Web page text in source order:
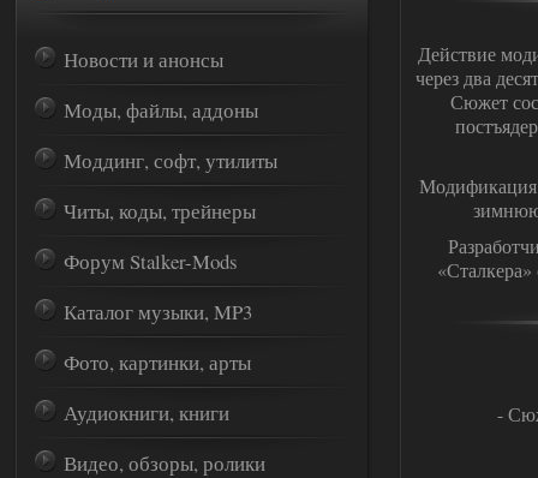
Действие
через два
Сюжет
Модификация
-
Новости и анонсы
Моды, файлы, аддоны
Моддинг, софт, утилиты
Читы, коды, трейнеры
Форум Stalker-Mods
Каталог музыки, MP3
Фото, картинки, арты
Аудиокниги, книги
Видео, обзоры, ролики